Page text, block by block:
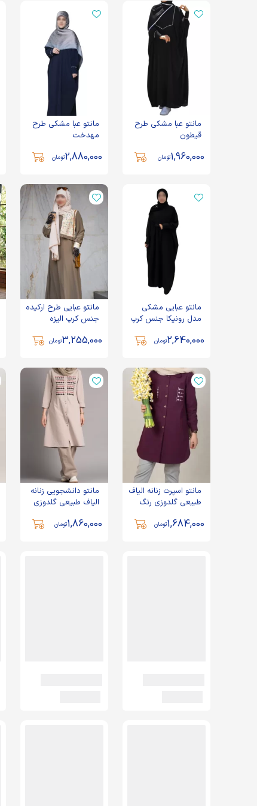
مانتو عبا مشکی طرح
قیطون
1,960,000تومان
مانتو عبا مشکی طرح
مهدخت
2,880,000تومان
مانتو عبایی مشکی
مدل رونیکا جنس کرپ
2,640,000تومان
مانتو عبایی طرح ارکیده
جنس کرپ الیزه
3,255,000تومان
مانتو اسپرت زنانه الیاف
طبیعی گلدوزی رنگ
1,684,000تومان
مانتو دانشجویی زنانه
الیاف طبیعی گلدوزی
1,860,000تومان